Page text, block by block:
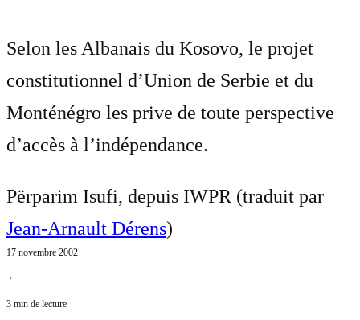
Selon les Albanais du Kosovo, le projet
constitutionnel d’Union de Serbie et du
Monténégro les prive de toute perspective
d’accès à l’indépendance.
Përparim Isufi, depuis IWPR (traduit par
Jean-Arnault Dérens)
17 novembre 2002
⋅
3 min de lecture